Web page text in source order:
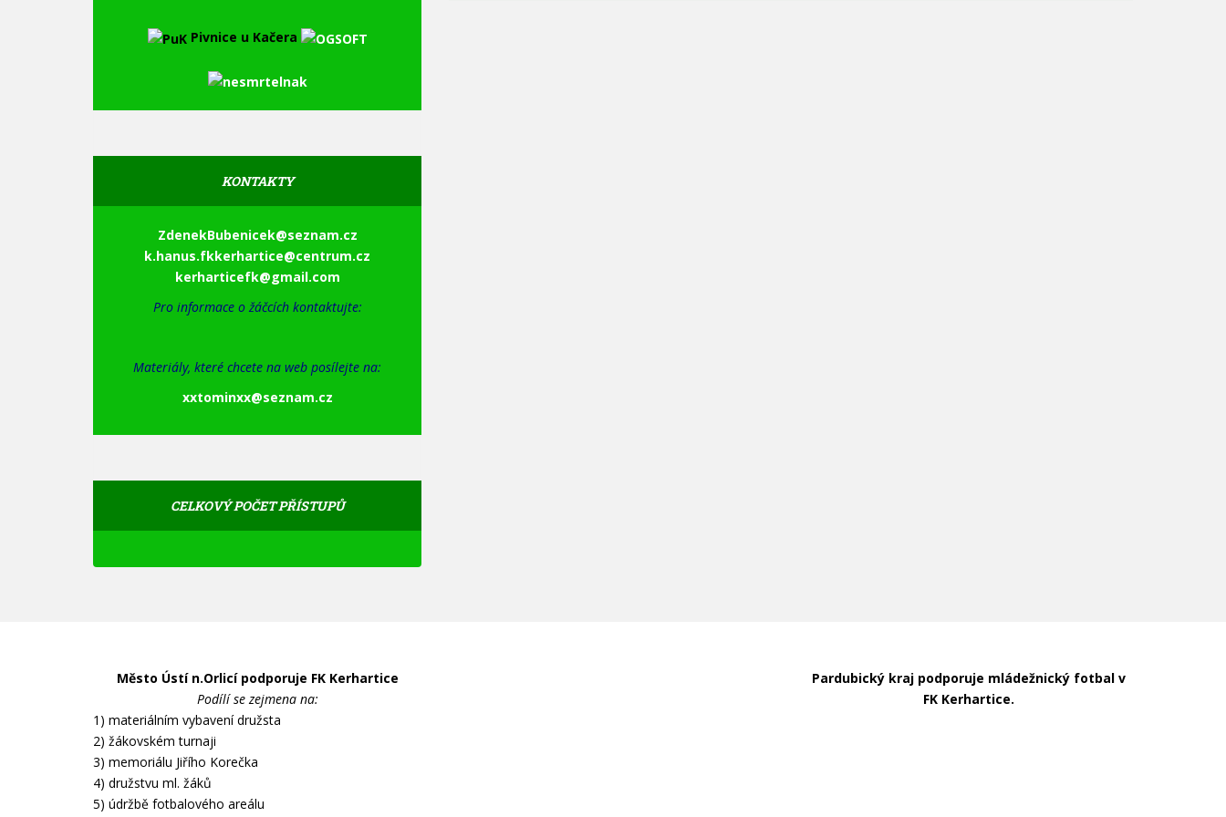
Pivnice u Kačera
KONTAKTY
ZdenekBubenicek@seznam.cz
k.hanus.fkkerhartice@centrum.cz
kerharticefk@gmail.com
Pro informace o žáčcích kontaktujte:
Materiály, které chcete na web posílejte na:
xxtominxx@seznam.cz
CELKOVÝ POČET PŘÍSTUPŮ
Město Ústí n.Orlicí podporuje FK Kerhartice
Podílí se zejmena na:
1) materiálním vybavení družsta
2) žákovském turnaji
3) memoriálu Jiřího Korečka
4) družstvu ml. žáků
5) údržbě fotbalového areálu
Pardubický kraj podporuje mládežnický fotbal v
FK Kerhartice.